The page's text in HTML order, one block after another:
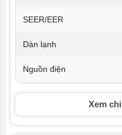
SEER/EER
Dàn lạnh
Nguồn điện
Lưu
Cao/TB/Thấp
Xem